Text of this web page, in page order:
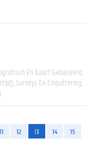
En Kaart Gebaseerd
Surveys En Enquêtering
11 12 13 14
15